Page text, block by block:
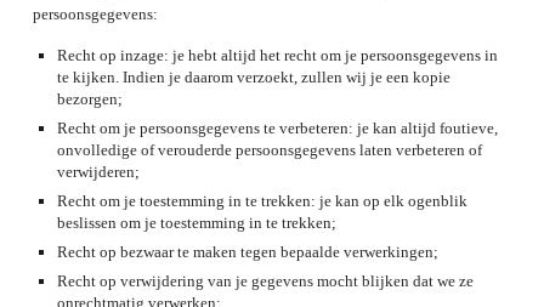
persoonsgegevens:
Recht op inzage: je hebt altijd het recht om je persoonsgegevens in
te kijken. Indien je daarom verzoekt, zullen wij je een kopie
bezorgen;
Recht om je persoonsgegevens te verbeteren: je kan altijd foutieve,
onvolledige of verouderde persoonsgegevens laten verbeteren of
verwijderen;
Recht om je toestemming in te trekken: je kan op elk ogenblik
beslissen om je toestemming in te trekken;
Recht op bezwaar te maken tegen bepaalde verwerkingen;
Recht op verwijdering van je gegevens mocht blijken dat we ze
onrechtmatig verwerken;